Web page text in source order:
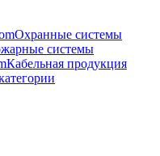
Охранные системы
системы
Кабельная продукция